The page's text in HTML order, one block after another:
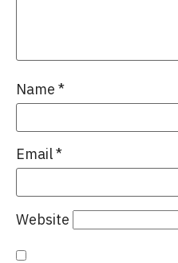
Name *
Email*
Website